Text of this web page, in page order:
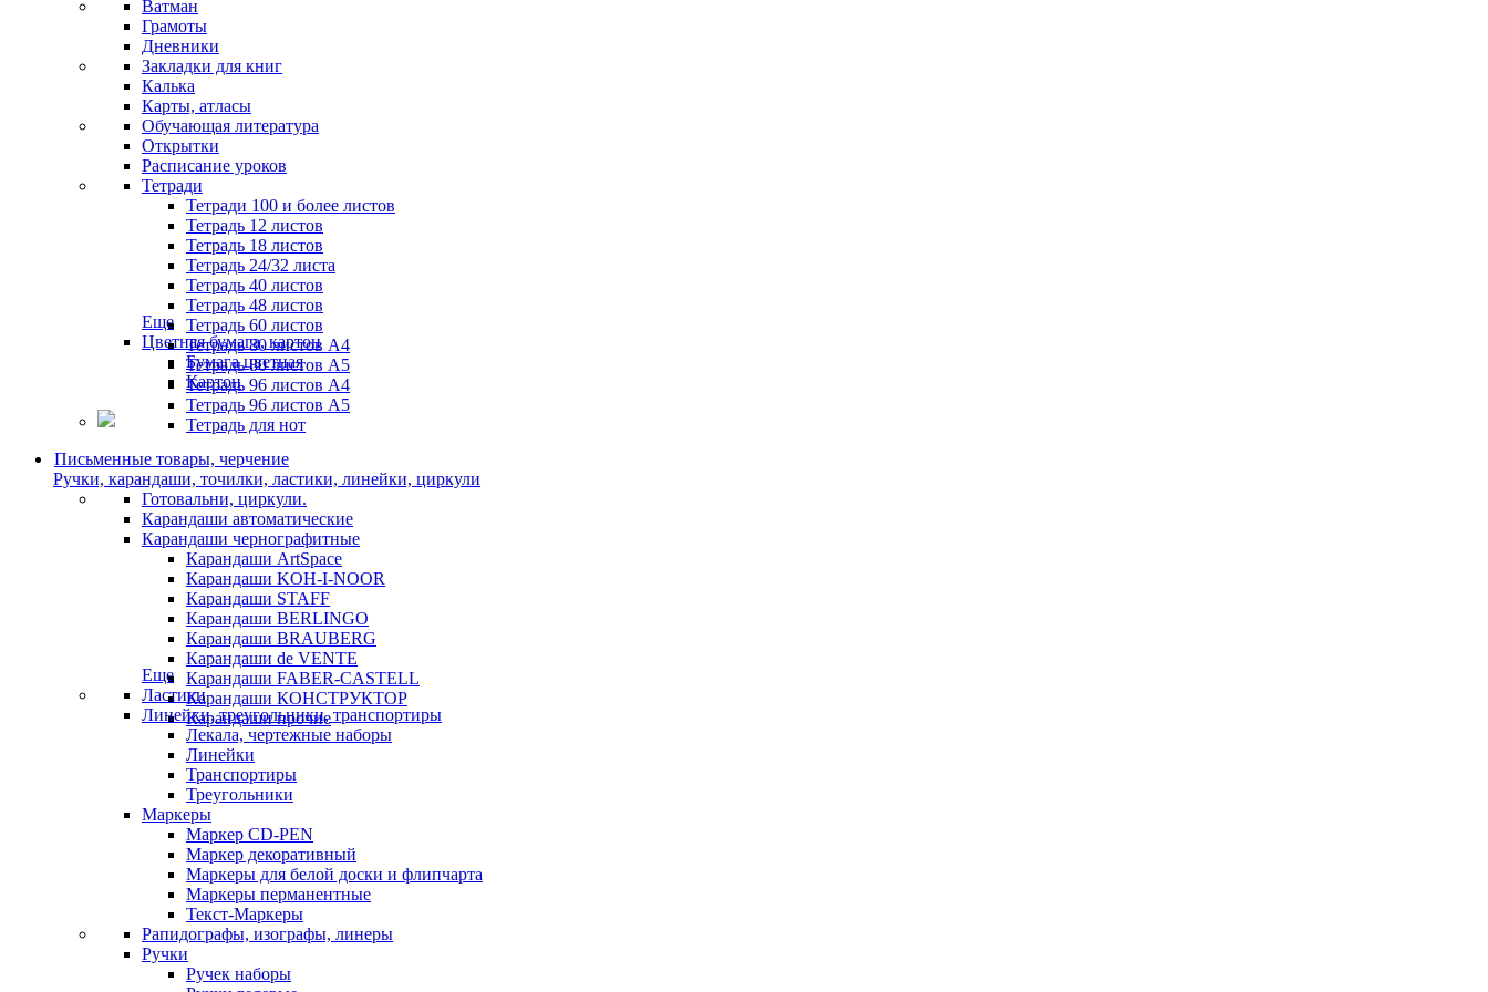
Ватман
Грамоты
Дневники
Закладки для книг
Калька
Карты, атласы
Обучающая литература
Открытки
Расписание уроков
Тетради
Тетради 100 и более листов
Тетрадь 12 листов
Тетрадь 18 листов
Тетрадь 24/32 листа
Тетрадь 40 листов
Тетрадь 48 листов
Тетрадь 60 листов
Тетрадь 80 листов А4
Тетрадь 80 листов А5
Тетрадь 96 листов А4
Тетрадь 96 листов А5
Тетрадь для нот
Еще
Цветная бумага, картон
Бумага цветная
Картон
Письменные товары, черчение
Ручки, карандаши, точилки, ластики, линейки, циркули
Готовальни, циркули.
Карандаши автоматические
Карандаши чернографитные
Карандаши ArtSpace
Карандаши KOH-I-NOOR
Карандаши STAFF
Карандаши BERLINGO
Карандаши BRAUBERG
Карандаши de VENTE
Карандаши FABER-CASTELL
Карандаши КОНСТРУКТОР
Карандаши прочие
Еще
Ластики
Линейки, треугольники, транспортиры
Лекала, чертежные наборы
Линейки
Транспортиры
Треугольники
Маркеры
Маркер CD-PEN
Маркер декоративный
Маркеры для белой доски и флипчарта
Маркеры перманентные
Текст-Маркеры
Рапидографы, изографы, линеры
Ручки
Ручек наборы